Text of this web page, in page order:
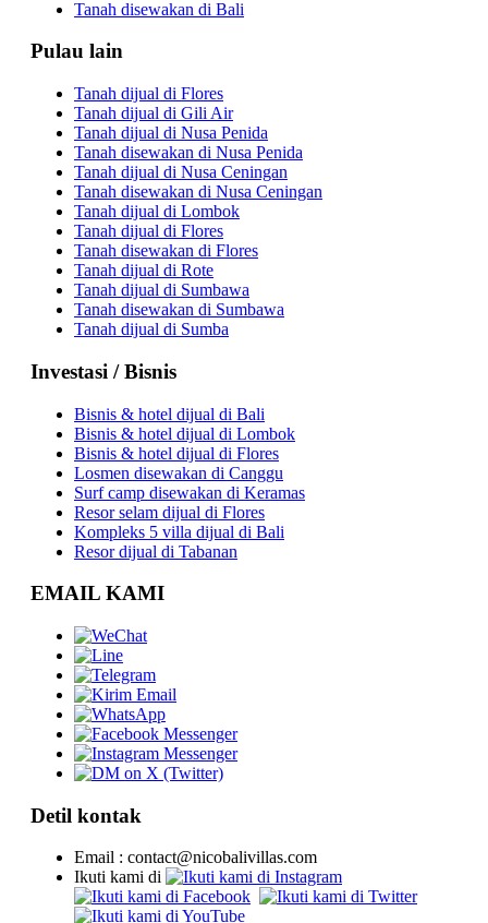
Tanah disewakan di Bali
Pulau lain
Tanah dijual di Flores
Tanah dijual di Gili Air
Tanah dijual di Nusa Penida
Tanah disewakan di Nusa Penida
Tanah dijual di Nusa Ceningan
Tanah disewakan di Nusa Ceningan
Tanah dijual di Lombok
Tanah dijual di Flores
Tanah disewakan di Flores
Tanah dijual di Rote
Tanah dijual di Sumbawa
Tanah disewakan di Sumbawa
Tanah dijual di Sumba
Investasi / Bisnis
Bisnis & hotel dijual di Bali
Bisnis & hotel dijual di Lombok
Bisnis & hotel dijual di Flores
Losmen disewakan di Canggu
Surf camp disewakan di Keramas
Resor selam dijual di Flores
Kompleks 5 villa dijual di Bali
Resor dijual di Tabanan
EMAIL KAMI
Detil kontak
Email : contact@nicobalivillas.com
Ikuti kami di